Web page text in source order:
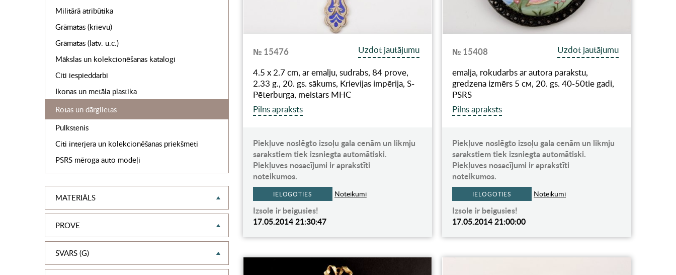
Militārā atribūtika
Grāmatas (krievu)
Grāmatas (latv. u.c.)
Mākslas un kolekcionēšanas katalogi
Citi iespieddarbi
Ikonas un metāla plastika
Rotas un dārglietas
Pulkstenis
Citi interjera un kolekcionēšanas priekšmeti
PSRS mēroga auto modeļi
MATERIĀLS
PROVE
SVARS (G)
№ 15476
Uzdot jautājumu
4.5 x 2.7 cm, ar emalju, sudrabs, 84 prove,
2.33 g., 20. gs. sākums, Krievijas impērija, S-
Pēterburga, meistars MHC
Pilns apraksts
Piekļuve noslēgto izsoļu gala cenām un likmju
sarakstiem tiek izsniegta automātiski.
Piekļuves nosacījumi ir aprakstīti
noteikumos.
IELOGOTIES Noteikumi
Izsole ir beigusies!
17.05.2014 21:30:47
№ 15408
Uzdot jautājumu
emalja, rokudarbs ar autora parakstu,
gredzena izmērs 5 см, 20. gs. 40-50tie gadi,
PSRS
Pilns apraksts
Piekļuve noslēgto izsoļu gala cenām un likmju
sarakstiem tiek izsniegta automātiski.
Piekļuves nosacījumi ir aprakstīti
noteikumos.
IELOGOTIES Noteikumi
Izsole ir beigusies!
17.05.2014 21:00:00